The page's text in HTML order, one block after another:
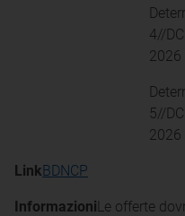
4//
2026
5//
2026
LinkBDNCP
InformazioniLe offerte